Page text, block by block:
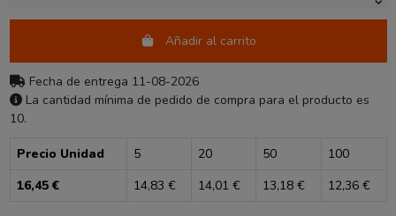
Añadir al carrito
Fecha de entrega 11-08-2026
La cantidad mínima de pedido de compra para el producto es
10.
Precio Unidad 5 20 50
100
16,45 €
14,83 € 14,01 € 13,18 € 12,36 €